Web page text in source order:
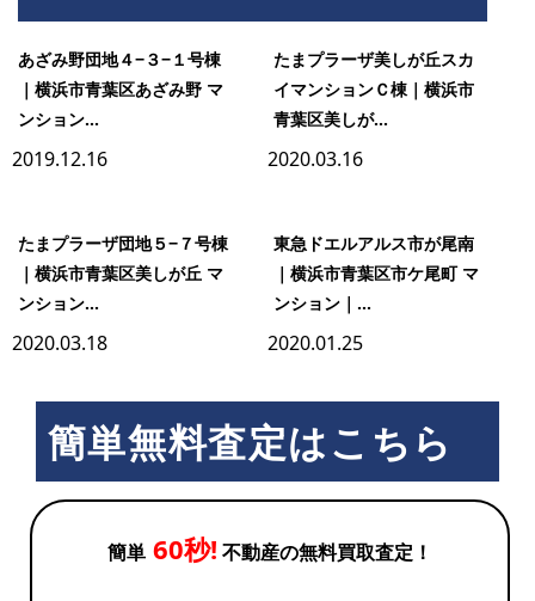
野
団
地
３
−２
−１
あざみ野団地４−３−１号棟
｜横浜市青葉区あざみ野 マ
ンション...
2019.12.16
たまプラーザ美しが丘スカ
イマンションＣ棟｜横浜市
青葉区美しが...
2020.03.16
たまプラーザ団地５−７号棟
｜横浜市青葉区美しが丘 マ
ンション...
2020.03.18
東急ドエルアルス市が尾南
｜横浜市青葉区市ケ尾町 マ
ンション｜...
2020.01.25
簡単無料査定はこちら
簡単 60秒! 不動産の無料買取査定！